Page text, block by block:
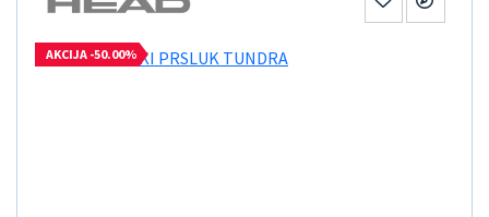
AKCIJA -50.00%